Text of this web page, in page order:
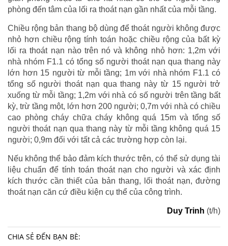
phòng đến tâm của lối ra thoát nạn gần nhất của mỗi tầng.
Chiều rộng bản thang bộ dùng để thoát người không được
nhỏ hơn chiều rộng tính toán hoặc chiều rộng của bất kỳ
lối ra thoát nạn nào trên nó và không nhỏ hơn: 1,2m với
nhà nhóm F1.1 có tổng số người thoát nạn qua thang này
lớn hơn 15 người từ mỗi tầng; 1m với nhà nhóm F1.1 có
tổng số người thoát nạn qua thang này từ 15 người trở
xuống từ mỗi tầng; 1,2m với nhà có số người trên tầng bất
kỳ, trừ tầng một, lớn hơn 200 người; 0,7m với nhà có chiều
cao phòng cháy chữa cháy không quá 15m và tổng số
người thoát nạn qua thang này từ mỗi tầng không quá 15
người; 0,9m đối với tất cả các trường hợp còn lại.
Nếu không thể bảo đảm kích thước trên, có thể sử dụng tài
liệu chuẩn để tính toán thoát nạn cho người và xác định
kích thước cần thiết của bản thang, lối thoát nạn, đường
thoát nạn căn cứ điều kiện cụ thể của công trình.
Duy Trinh (t/h)
CHIA SẺ ĐẾN BẠN BÈ: